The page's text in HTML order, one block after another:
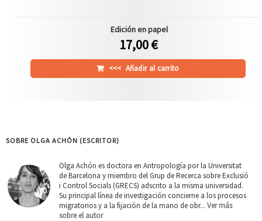
Edición en papel
17,00 €
<<< Añadir al carrito
SOBRE OLGA ACHÓN (ESCRITOR)
Olga Achón es doctora en Antropología por la Universitat
de Barcelona y miembro del Grup de Recerca sobre Exclusió
i Control Socials (GRECS) adscrito a la misma universidad.
Su principal línea de investigación concierne a los procesos
migratorios y a la fijación de la mano de obr... Ver más
sobre el autor